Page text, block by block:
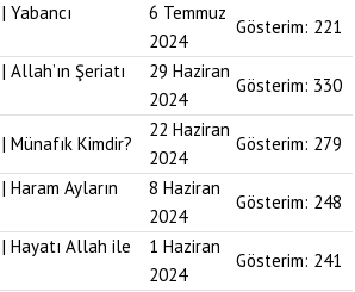
Yabancı
6 Temmuz
2024
Gösterim: 221
Allah’ın Şeriatı
29 Haziran
2024
Gösterim: 330
Münafık Kimdir?
22 Haziran
2024
Gösterim: 279
Haram Ayların
8 Haziran
2024
Gösterim: 248
| Hayatı Allah ile
1 Haziran
2024
Gösterim: 241